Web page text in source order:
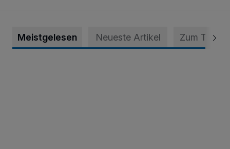
Meistgelesen Neueste Artikel Zum Thema